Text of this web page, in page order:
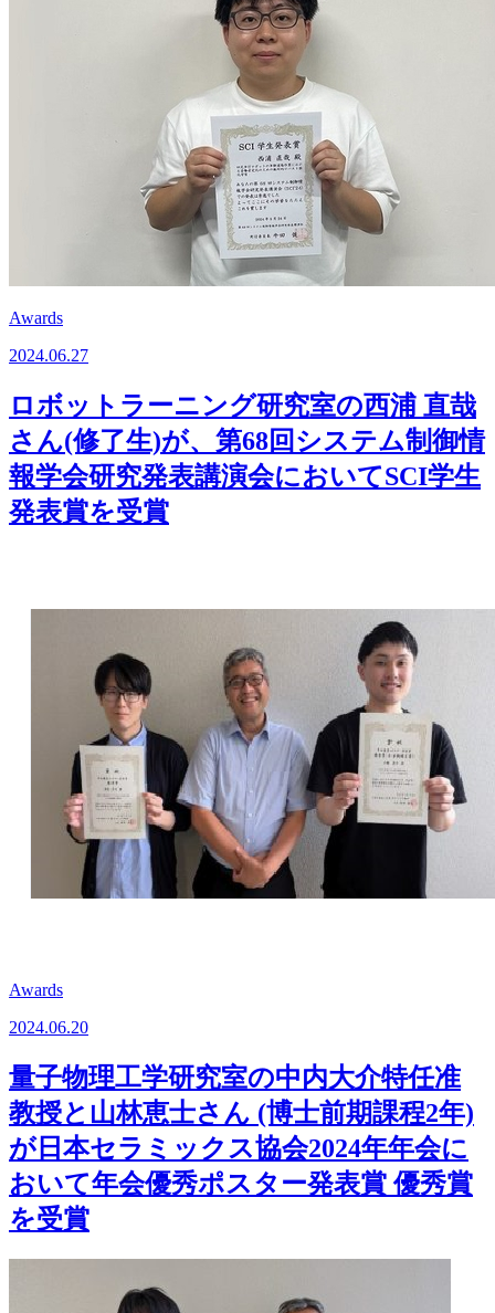
Awards
2024.06.27
ロボットラーニング研究室の西浦 直哉
さん(修了生)が、第68回システム制御情
報学会研究発表講演会においてSCI学生
発表賞を受賞
Awards
2024.06.20
量子物理工学研究室の中内大介特任准
教授と山林恵士さん (博士前期課程2年)
が日本セラミックス協会2024年年会に
おいて年会優秀ポスター発表賞 優秀賞
を受賞